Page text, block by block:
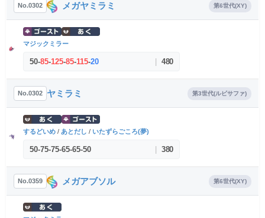
No.0302 メガヤミラミ 第6世代(XY)
マジックミラー
50-85-125-85-115-20 480
No.0302 ヤミラミ 第3世代(ルビサファ)
するどいめ / あとだし / いたずらごころ(夢)
50-75-75-65-65-50 380
No.0359 メガアブソル 第6世代(XY)